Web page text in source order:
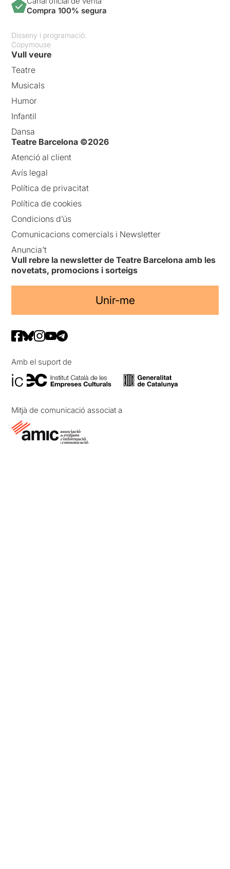
Compra 100% segura
Disseny i programació:
Copymouse
Vull veure
Teatre
Musicals
Humor
Infantil
Dansa
Teatre Barcelona ©2026
Atenció al client
Avís legal
Política de privacitat
Política de cookies
Condicions d’ús
Comunicacions comercials i Newsletter
Anuncia’t
Vull rebre la newsletter de Teatre Barcelona amb les
novetats, promocions i sorteigs
Unir-me
Amb el suport de
Mitjà de comunicació associat a